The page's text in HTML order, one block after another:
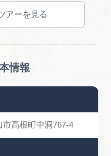
アーを見る
情報
高根町中洞767-4